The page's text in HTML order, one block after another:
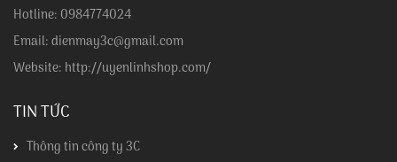
Hotline: 0984774024
Email: dienmay3c@gmail.com
Website: http://uyenlinhshop.com/
TIN TỨC
Thông tin công ty 3C